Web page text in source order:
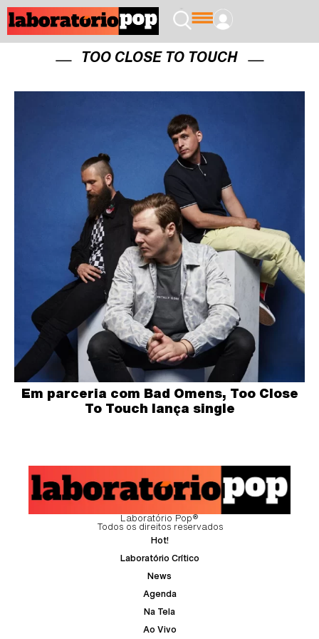
TOO CLOSE TO TOUCH
Em parceria com Bad Omens, Too Close
To Touch lança single
Laboratório Pop®
Todos os direitos reservados
Hot!
Laboratório Crítico
News
Agenda
Na Tela
Ao Vivo